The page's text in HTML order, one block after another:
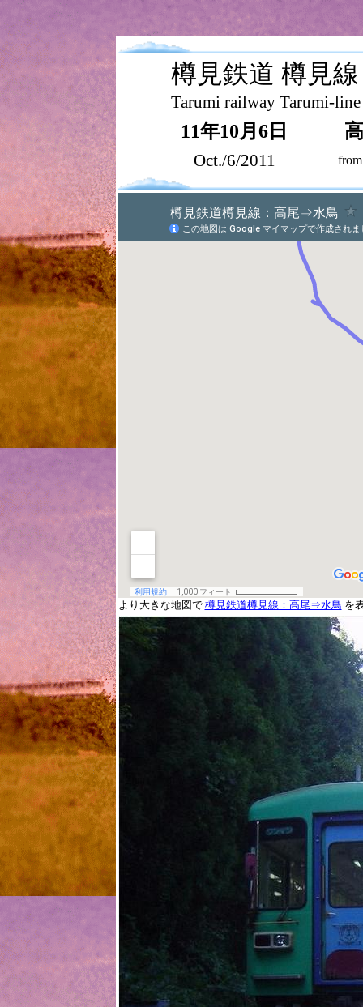
樽見鉄道 樽見線
Tarumi railway Tarumi-line
11年10月6日
Oct./6/2011
より大きな地図で 樽見鉄道樽見線：高尾⇒水鳥 を